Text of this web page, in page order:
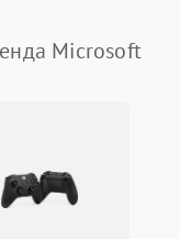
Microsoft